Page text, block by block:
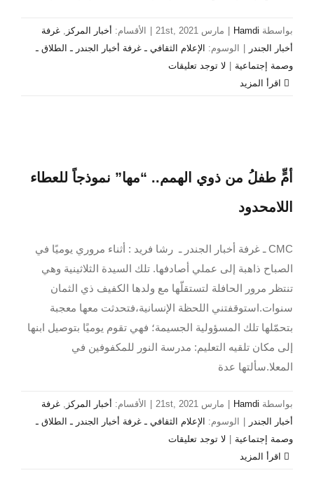
بواسطة Hamdi مارس 21st, 2021 الأقسام: أخبار المركز , غرفة
أخبار الجندر
الوسوم:
الإعلام الثقافي ـ غرفة أخبار الجندر ـ الطلاق ـ
وصمة إجتماعية
لا توجد تعليقات
أمٍّ طفلُ من ذوي الهمم.. “مها” نموذجاً للعطاء
اللامحدود
CMC ـ غرفة أخبار الجندر ـ رشا فريد : أثناء مروري يوميًا في
الصباح ذاهبة إلى عملي أصادفها. تلك السيدة الثلاثينية وهي
تنتظر مرور الحافلة لتستقلّها مع ولدها الكفيف ذي الثمان
سنوات.استوقفتني اللحظة الإنسانية،فتحدثت معها معجبة
بتحمّلها تلك المسؤولية الجسيمة؛ فهي تقوم يوميًا بتوصيل ابنها
إلى مكان تلقيه التعليم: مدرسة النور للمكفوفين في
المعلا.سألتها عدة
بواسطة Hamdi مارس 21st, 2021 الأقسام: أخبار المركز , غرفة
أخبار الجندر
الوسوم:
الإعلام الثقافي ـ غرفة أخبار الجندر ـ الطلاق ـ
وصمة إجتماعية
لا توجد تعليقات